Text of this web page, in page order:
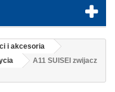
i akcesoria
A11 SUISEI zwijacz